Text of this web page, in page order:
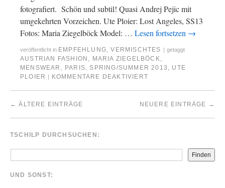
fotografiert. Schön und subtil! Quasi Andrej Pejic mit
umgekehrten Vorzeichen. Ute Ploier: Lost Angeles, SS13
Fotos: Maria Ziegelböck Model: … Lesen fortsetzen →
veröffentlicht in EMPFEHLUNG,VERMISCHTES | getaggt
AUSTRIAN FASHION , MARIA ZIEGELBÖCK,
MENSWEAR , PARIS, SPRING/SUMMER 2013 , UTE
PLOIER | KOMMENTARE DEAKTIVIERT
← ÄLTERE EINTRÄGE NEUERE EINTRÄGE →
TSCHILP DURCHSUCHEN:
Finden
UND SONST: